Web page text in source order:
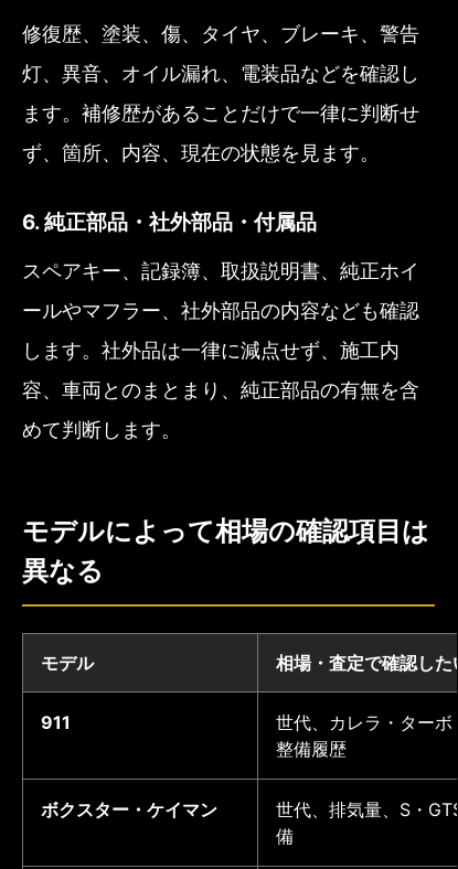
修復歴、塗装、傷、タイヤ、ブレーキ、警告
灯、異音、オイル漏れ、電装品などを確認し
ます。補修歴があることだけで一律に判断せ
ず、箇所、内容、現在の状態を見ます。
6. 純正部品・社外部品・付属品
スペアキー、記録簿、取扱説明書、純正ホイ
ールやマフラー、社外部品の内容なども確認
します。社外品は一律に減点せず、施工内
容、車両とのまとまり、純正部品の有無を含
めて判断します。
モデルによって相場の確認項目は
異なる
モデル 相場・査定で確認した
911
世代、カレラ・ター
整備履歴
ボクスター・ケイマン
世代、排気量、S・
備